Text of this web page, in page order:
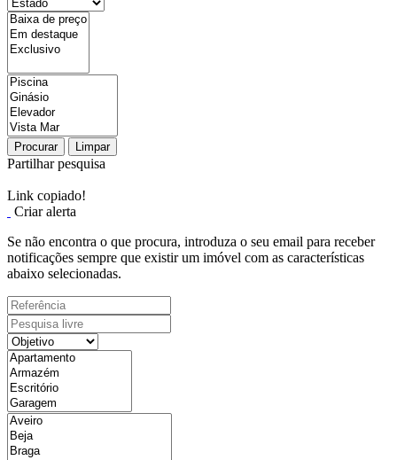
Procurar Limpar
Partilhar pesquisa
Link copiado!
Criar alerta
Se não encontra o que procura, introduza o seu email para receber
notificações sempre que existir um imóvel com as características
abaixo selecionadas.